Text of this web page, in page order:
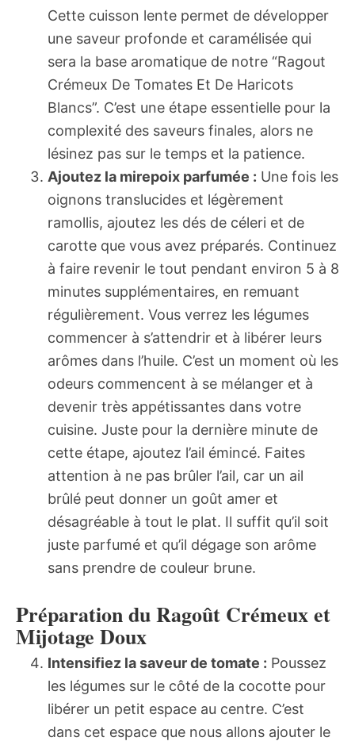
Cette cuisson lente permet de développer
une saveur profonde et caramélisée qui
sera la base aromatique de notre “Ragout
Crémeux De Tomates Et De Haricots
Blancs”. C’est une étape essentielle pour la
complexité des saveurs finales, alors ne
lésinez pas sur le temps et la patience.
Ajoutez la mirepoix parfumée : Une fois les
oignons translucides et légèrement
ramollis, ajoutez les dés de céleri et de
carotte que vous avez préparés. Continuez
à faire revenir le tout pendant environ 5 à 8
minutes supplémentaires, en remuant
régulièrement. Vous verrez les légumes
commencer à s’attendrir et à libérer leurs
arômes dans l’huile. C’est un moment où les
odeurs commencent à se mélanger et à
devenir très appétissantes dans votre
cuisine. Juste pour la dernière minute de
cette étape, ajoutez l’ail émincé. Faites
attention à ne pas brûler l’ail, car un ail
brûlé peut donner un goût amer et
désagréable à tout le plat. Il suffit qu’il soit
juste parfumé et qu’il dégage son arôme
sans prendre de couleur brune.
Préparation du Ragoût Crémeux et
Mijotage Doux
Intensifiez la saveur de tomate : Poussez
les légumes sur le côté de la cocotte pour
libérer un petit espace au centre. C’est
dans cet espace que nous allons ajouter le